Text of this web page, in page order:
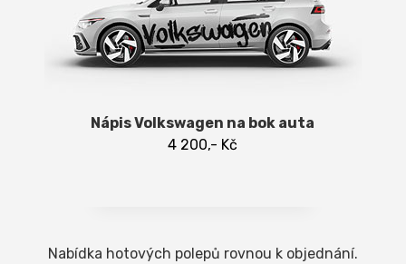
Nápis Volkswagen na bok auta
4 200,- Kč
Nabídka hotových polepů rovnou k objednání.